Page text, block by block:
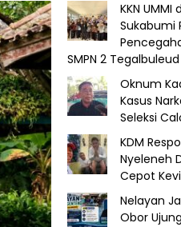
KKN
Sukabumi
SMPN 2 Tegalbuleud
Oknum
Kasus
Seleksi
KDM
Nyeleneh
Cepot
Nelayan
Obor